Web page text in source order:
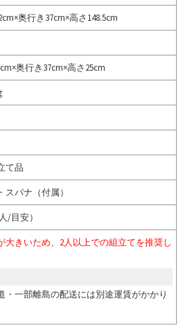
奥行き37cm×高さ148.5cm
奥行き37cm×高さ25cm
て品
スパナ（付属）
/目安）
大きいため、2人以上での組立てを推奨し
・一部離島の配送には別途運賃がかかり